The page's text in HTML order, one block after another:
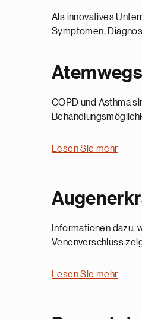
Als innovatives
Symptomen,
COPD und Asthma
Lesen Sie mehr
Informationen dazu,
Venenverschluss
Lesen Sie mehr